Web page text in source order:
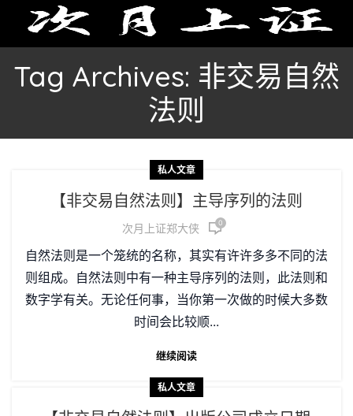
Tag Archives: 非交易自然
法则
私人文章
【非交易自然法则】主导序列的法则
次月上证郑大侠 0
自然法则是一个笼统的名称，其实有许许多多不同的法
则组成。自然法则中有一种主导序列的法则，此法则和
数字学有关。无论任何事，当你第一次做的时候大多数
时间会比较顺...
继续阅读
私人文章